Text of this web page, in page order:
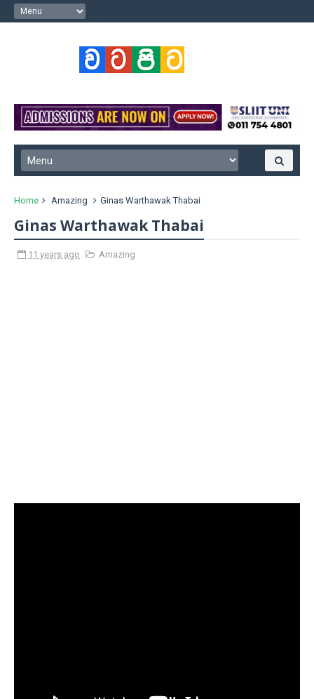
Home Amazing Ginas Warthawak Thabai
Ginas Warthawak Thabai
11 years ago Amazing